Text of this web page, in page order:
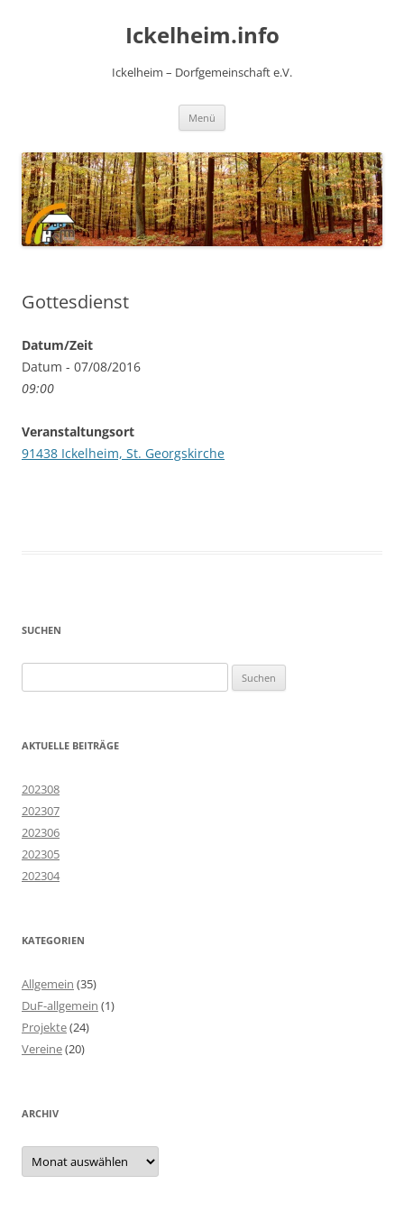
Ickelheim.info
Ickelheim – Dorfgemeinschaft e.V.
Menü
Gottesdienst
Datum/Zeit
Datum - 07/08/2016
09:00
Veranstaltungsort
91438 Ickelheim, St. Georgskirche
SUCHEN
nach:
AKTUELLE BEITRÄGE
202308
202307
202306
202305
202304
KATEGORIEN
Allgemein (35)
DuF-allgemein (1)
Projekte(24)
Vereine(20)
ARCHIV
Archiv